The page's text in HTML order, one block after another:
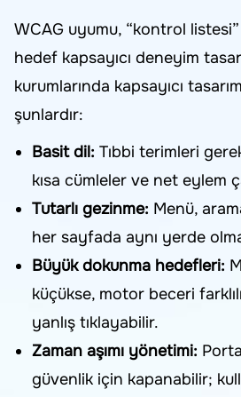
WCAG uyumu, “kontrol
hedef kapsayıcı deneyim
kurumlarında kapsayıcı
şunlardır:
Basit dil: Tıbbi terimleri
kısa cümleler ve net eylem
Tutarlı gezinme: Menü,
her sayfada aynı yerde
Büyük dokunma hedefleri:
küçükse, motor beceri
yanlış tıklayabilir.
Zaman aşımı yönetimi:
güvenlik için kapanabilir;